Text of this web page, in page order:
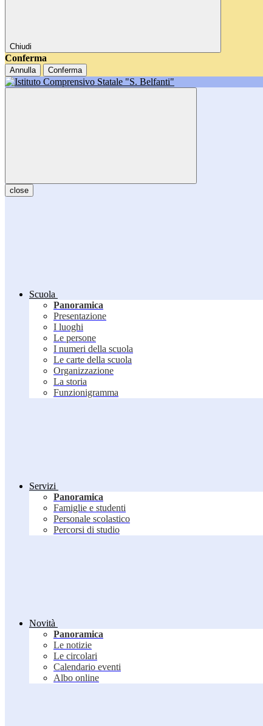
Chiudi
Conferma
Annulla Conferma
close
Scuola
Panoramica
Presentazione
I luoghi
Le persone
I numeri della scuola
Le carte della scuola
Organizzazione
La storia
Funzionigramma
Servizi
Panoramica
Famiglie e studenti
Personale scolastico
Percorsi di studio
Novità
Panoramica
Le notizie
Le circolari
Calendario eventi
Albo online